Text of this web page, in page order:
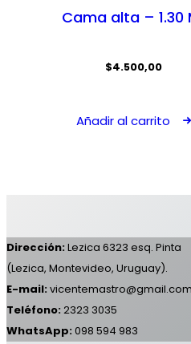
Cama alta – 1.30
$4.500,00
Añadir al carrito
Dirección: Lezica 6323 esq. Pinta
(Lezica, Montevideo, Uruguay).
E-mail:vicentemastro@gmail.com
Teléfono:2323 3035
WhatsApp:098 594 983